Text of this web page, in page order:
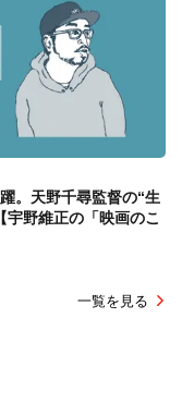
。天野千尋監督の“生
宇野維正の「映画のこ
一覧を見る